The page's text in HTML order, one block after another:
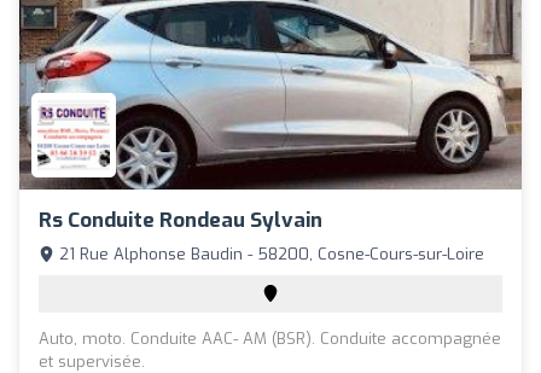
Rs Conduite Rondeau Sylvain
21 Rue Alphonse Baudin - 58200, Cosne-Cours-sur-Loire
Auto, moto. Conduite AAC- AM (BSR). Conduite accompagnée
et supervisée.